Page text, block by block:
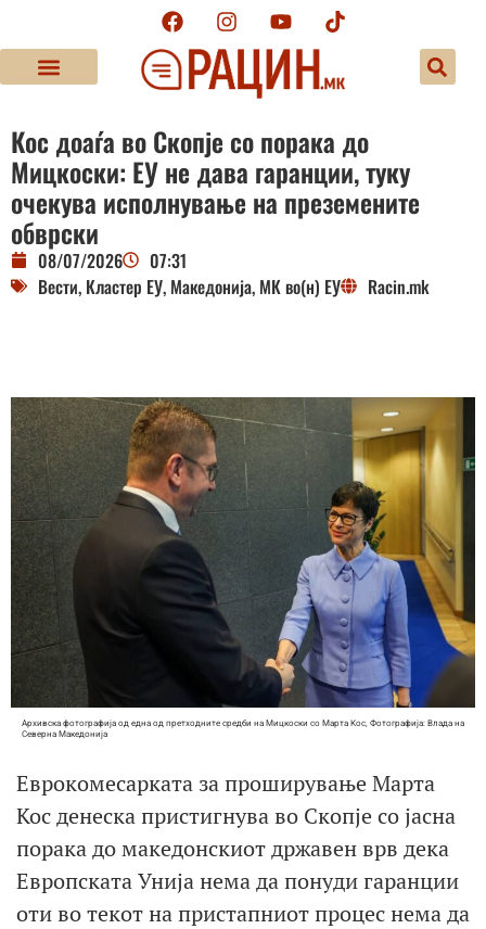
Кос доаѓа во Скопје со порака до
Мицкоски: ЕУ не дава гаранции, туку
очекува исполнување на преземените
обврски
08/07/2026
07:31
Вести, Кластер ЕУ, Македонија, МК во(н) ЕУ Racin.mk
Архивска фотографија од една од претходните средби на Мицкоски со Марта Кос, Фотографија: Влада на
Северна Македонија
Еврокомесарката за проширување Марта
Кос денеска пристигнува во Скопје со јасна
порака до македонскиот државен врв дека
Европската Унија нема да понуди гаранции
оти во текот на пристапниот процес нема да